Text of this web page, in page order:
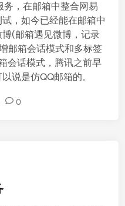
务，在邮箱中整合网易
，如今已经能在邮箱中
(邮箱遇见微博，记录
邮箱会话模式和多标签
会话模式，腾讯之前早
说是仿QQ邮箱的。
0